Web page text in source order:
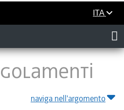
ITA
naviga nell'argomento